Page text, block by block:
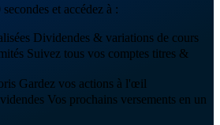
et accédez à :
Dividendes & variations de cours
Suivez tous vos comptes titres &
Gardez vos actions à l'œil
Vos prochains versements en un